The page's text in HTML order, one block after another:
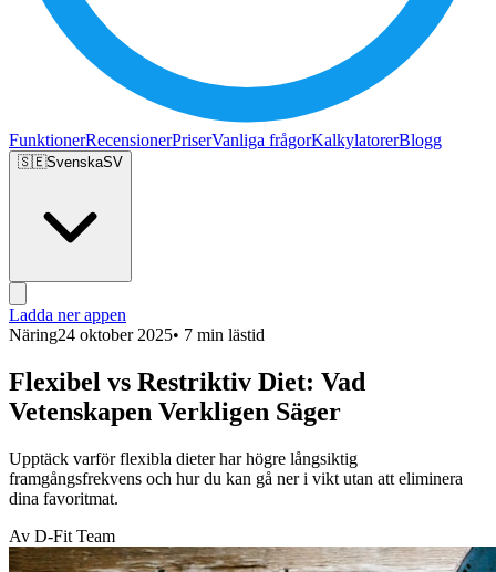
FunktionerRecensionerPriserVanliga frågorKalkylatorerBlogg
🇸🇪SvenskaSV
Ladda ner appen
Näring24 oktober 2025• 7 min lästid
Flexibel vs Restriktiv Diet: Vad
Vetenskapen Verkligen Säger
Upptäck varför flexibla dieter har högre långsiktig
framgångsfrekvens och hur du kan gå ner i vikt utan att eliminera
dina favoritmat.
Av D-Fit Team